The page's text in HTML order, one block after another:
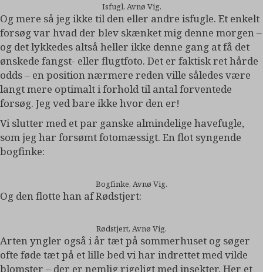
Isfugl, Avnø Vig.
Og mere så jeg ikke til den eller andre isfugle. Et enkelt
forsøg var hvad der blev skænket mig denne morgen –
og det lykkedes altså heller ikke denne gang at få det
ønskede fangst- eller flugtfoto. Det er faktisk ret hårde
odds – en position nærmere reden ville således være
langt mere optimalt i forhold til antal forventede
forsøg. Jeg ved bare ikke hvor den er!
Vi slutter med et par ganske almindelige havefugle,
som jeg har forsømt fotomæssigt. En flot syngende
bogfinke:
Bogfinke, Avnø Vig.
Og den flotte han af Rødstjert:
Rødstjert, Avnø Vig.
Arten yngler også i år tæt på sommerhuset og søger
ofte føde tæt på et lille bed vi har indrettet med vilde
blomster – der er nemlig rigeligt med insekter. Her et